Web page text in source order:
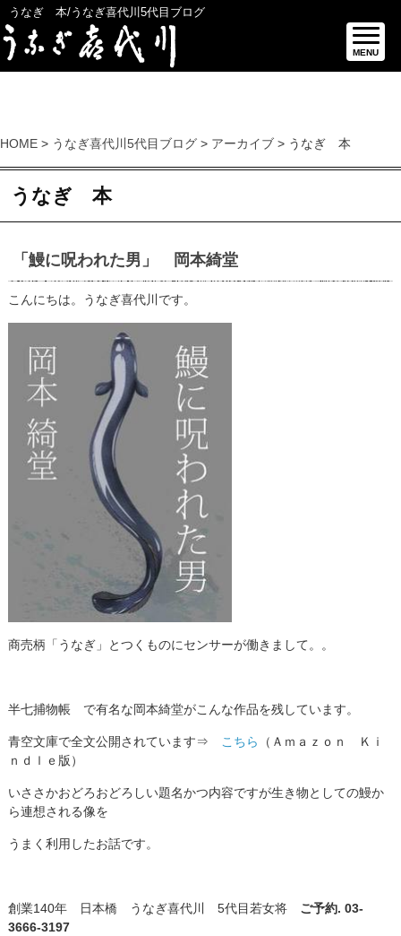
うなぎ 本/うなぎ喜代川5代目ブログ
MENU
HOME > うなぎ喜代川5代目ブログ > アーカイブ > うなぎ 本
うなぎ 本
「鰻に呪われた男」 岡本綺堂
こんにちは。うなぎ喜代川です。
商売柄「うなぎ」とつくものにセンサーが働きまして。。
半七捕物帳 で有名な岡本綺堂がこんな作品を残しています。
青空文庫で全文公開されています⇒ こちら
（Ａｍａｚｏｎ Ｋｉ
ｎｄｌｅ版）
いささかおどろおどろしい題名かつ内容ですが生き物としての鰻か
ら連想される像を
うまく利用したお話です。
創業140年 日本橋 うなぎ喜代川 5代目若女将 ご予約. 03-
3666-3197